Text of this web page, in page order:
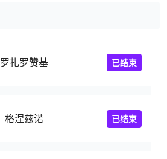
罗扎罗赞基 已结束
格涅兹诺 已结束